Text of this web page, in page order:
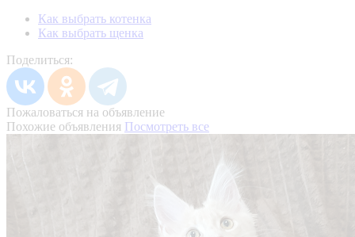
Как выбрать котенка
Как выбрать щенка
Поделиться:
Пожаловаться на объявление
Похожие объявления Посмотреть все